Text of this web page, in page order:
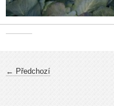
← Předchozí